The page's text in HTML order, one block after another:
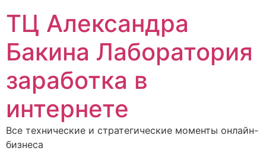
содержимому
ТЦ Александра
Бакина Лаборатория
заработка в
интернете
Все технические и стратегические моменты онлайн-
бизнеса